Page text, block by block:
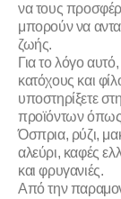
να τους
μπορούν να
ζωής.
Για το λόγο
κατόχους και
υποστηρίξετε
προϊόντων όπως
Όσπρια, ρύζι,
αλεύρι, καφές
και φρυγανιές.
Από την